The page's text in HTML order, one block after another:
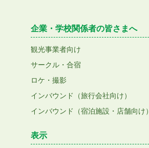
企業・学校関係者の皆さまへ
観光事業者向け
サークル・合宿
ロケ・撮影
インバウンド（旅行会社向け）
インバウンド（宿泊施設・店舗向け）
表示